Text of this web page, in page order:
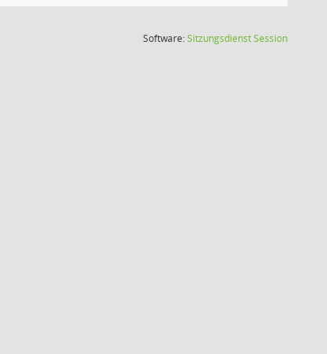
Software:SitzungsdienstSession(Wird in